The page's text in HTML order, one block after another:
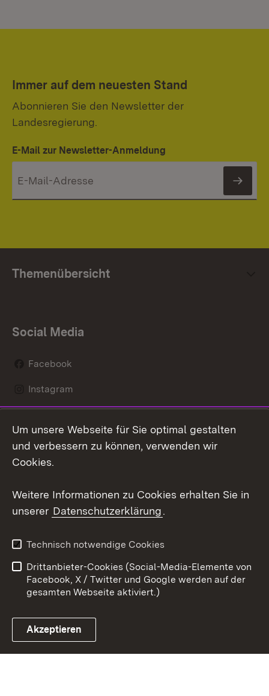
Immer auf dem neuesten Stand
Abonnieren Sie den Newsletter der
Landesregierung.
E-Mail zur Newsletter-Anmeldung
Themenübersicht
Social Media
Facebook
Instagram
Mastodon
Youtube
Link zum Landesportal
Kontakt
Datenschutz
Barrierefreiheit
Impressum Cookies
Um unsere Webseite für Sie optimal gestalten
und verbessern zu können, verwenden wir
Cookies.
Weitere Informationen zu Cookies erhalten Sie in
unserer Datenschutzerklärung.
Technisch notwendige Cookies
Drittanbieter-Cookies (Social-Media-Elemente von
Facebook, X / Twitter und Google werden auf der
gesamten Webseite aktiviert.)
Akzeptieren